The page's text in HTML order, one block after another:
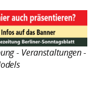
- Veranstaltungen -